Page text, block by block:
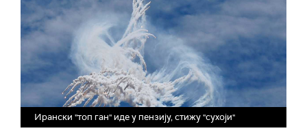
Ирански "топ ган" иде у пензију, стижу "сухоји"